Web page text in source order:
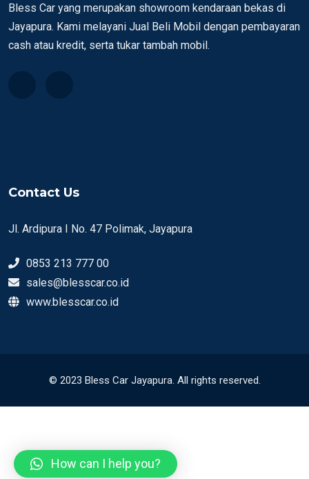
Bless Car yang merupakan showroom kendaraan bekas di
Jayapura. Kami melayani Jual Beli Mobil dengan pembayaran
cash atau kredit, serta tukar tambah mobil.
Contact Us
Jl. Ardipura I No. 47 Polimak, Jayapura
0853 213 777 00
sales@blesscar.co.id
www.blesscar.co.id
© 2023 Bless Car Jayapura. All rights reserved.
How can I help you?